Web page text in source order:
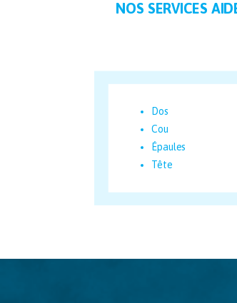
Dos
Cou
Épaules
Tête
NOS SERVICES